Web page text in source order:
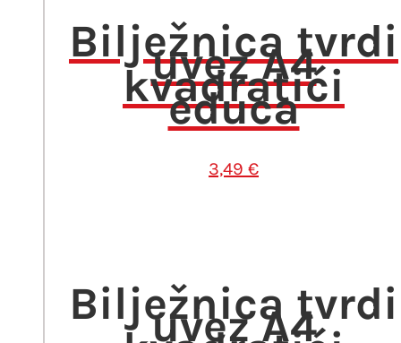
Bilježnica tvrdi
uvez A4
kvadratići
educa
3,49 €
Bilježnica tvrdi
uvez A4